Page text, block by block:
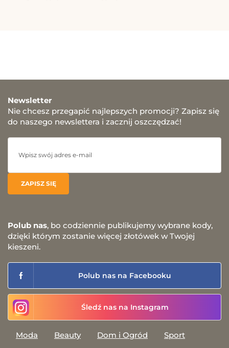
Newsletter
Nie chcesz przegapić najlepszych promocji? Zapisz się
do naszego newslettera i zacznij oszczędzać!
Polub nas, bo codziennie publikujemy wybrane kody,
dzięki którym zostanie więcej złotówek w Twojej
kieszeni.
Polub nas na Facebooku
Śledź nas na Instagram
Moda Beauty Dom i Ogród
Sport